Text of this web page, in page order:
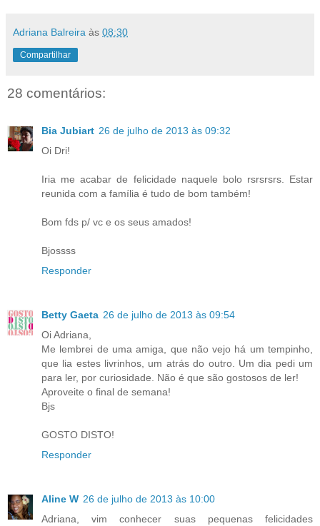
Adriana Balreira às 08:30
Compartilhar
28 comentários:
Bia Jubiart 26 de julho de 2013 às 09:32
Oi Dri!
Iria me acabar de felicidade naquele bolo rsrsrsrs. Estar
reunida com a família é tudo de bom também!
Bom fds p/ vc e os seus amados!
Bjossss
Responder
Betty Gaeta 26 de julho de 2013 às 09:54
Oi Adriana,
Me lembrei de uma amiga, que não vejo há um tempinho,
que lia estes livrinhos, um atrás do outro. Um dia pedi um
para ler, por curiosidade. Não é que são gostosos de ler!
Aproveite o final de semana!
Bjs
GOSTO DISTO!
Responder
Aline W 26 de julho de 2013 às 10:00
Adriana, vim conhecer suas pequenas felicidades